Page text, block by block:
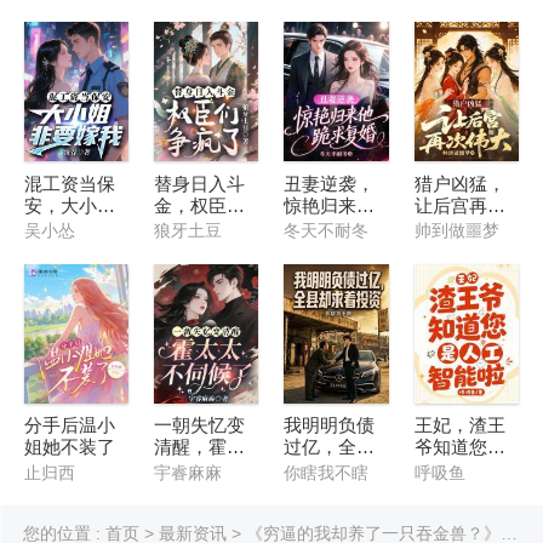
混工资当保
安，大小姐
非要嫁我
吴小怂
替身日入斗
金，权臣们
争疯了
狼牙土豆
丑妻逆袭，
惊艳归来他
跪求复婚
冬天不耐冬
猎户凶猛，
让后宫再次
伟大
帅到做噩梦
分手后温小
姐她不装了
止归西
一朝失忆变
清醒，霍太
太不伺候了
宇睿麻麻
我明明负债
过亿，全县
却求着投资
你瞎我不瞎
王妃，渣王
爷知道您是
人工智能啦
呼吸鱼
您的位置 : 首页> 最新资讯> 《穷逼的我却养了一只吞金兽？》精彩片段：第8章